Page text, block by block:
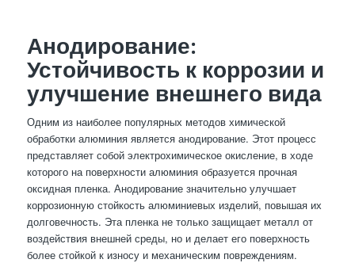
Анодирование:
Устойчивость к коррозии и
улучшение внешнего вида
Одним из наиболее популярных методов химической
обработки алюминия является анодирование. Этот процесс
представляет собой электрохимическое окисление, в ходе
которого на поверхности алюминия образуется прочная
оксидная пленка. Анодирование значительно улучшает
коррозионную стойкость алюминиевых изделий, повышая их
долговечность. Эта пленка не только защищает металл от
воздействия внешней среды, но и делает его поверхность
более стойкой к износу и механическим повреждениям.